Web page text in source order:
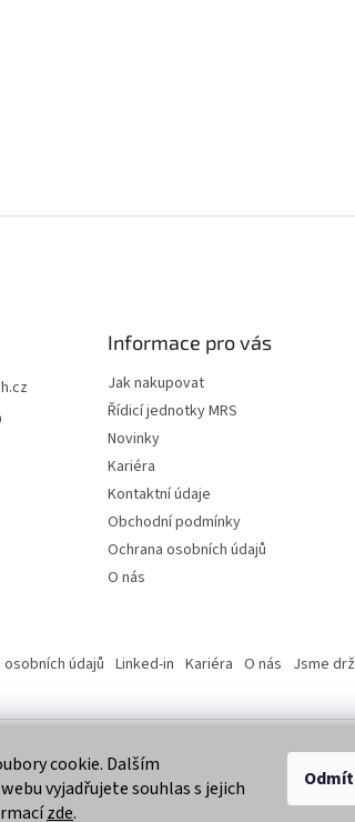
cookie. Dalším
vyjadřujete souhlas s jejich
zde.
Informace pro vás
Jak nakupovat
Řídicí jednotky MRS
Novinky
Kariéra
Kontaktní údaje
Obchodní podmínky
Ochrana osobních údajů
O nás
osobních údajů Linked-in Kariéra O nás Jsme